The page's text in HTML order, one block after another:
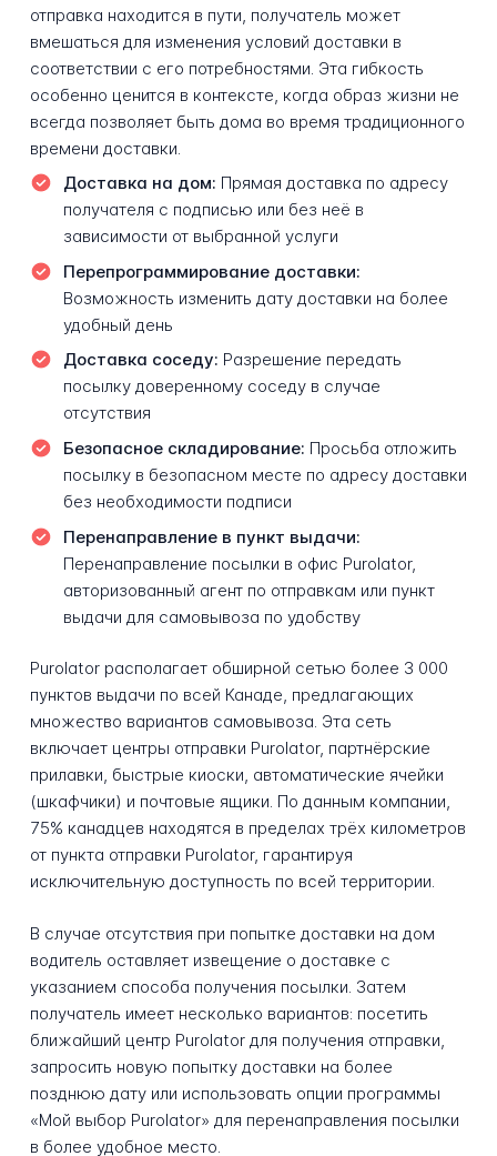
отправка находится в пути, получатель может
вмешаться для изменения условий доставки в
соответствии с его потребностями. Эта гибкость
особенно ценится в контексте, когда образ жизни не
всегда позволяет быть дома во время традиционного
времени доставки.
Доставка на дом: Прямая доставка по адресу
получателя с подписью или без неё в
зависимости от выбранной услуги
Перепрограммирование доставки:
Возможность изменить дату доставки на более
удобный день
Доставка соседу: Разрешение передать
посылку доверенному соседу в случае
отсутствия
Безопасное складирование: Просьба отложить
посылку в безопасном месте по адресу доставки
без необходимости подписи
Перенаправление в пункт выдачи:
Перенаправление посылки в офис Purolator,
авторизованный агент по отправкам или пункт
выдачи для самовывоза по удобству
Purolator располагает обширной сетью более 3 000
пунктов выдачи по всей Канаде, предлагающих
множество вариантов самовывоза. Эта сеть
включает центры отправки Purolator, партнёрские
прилавки, быстрые киоски, автоматические ячейки
(шкафчики) и почтовые ящики. По данным компании,
75% канадцев находятся в пределах трёх километров
от пункта отправки Purolator, гарантируя
исключительную доступность по всей территории.
В случае отсутствия при попытке доставки на дом
водитель оставляет извещение о доставке с
указанием способа получения посылки. Затем
получатель имеет несколько вариантов: посетить
ближайший центр Purolator для получения отправки,
запросить новую попытку доставки на более
позднюю дату или использовать опции программы
«Мой выбор Purolator» для перенаправления посылки
в более удобное место.